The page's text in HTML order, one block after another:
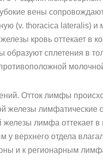
вены
(v. thoracica lateralis)
кровь оттекает в
сплетения в
Отток лимфы
железы лимфатические
лимфа оттекает
у верхнего отдела
и к регионарным